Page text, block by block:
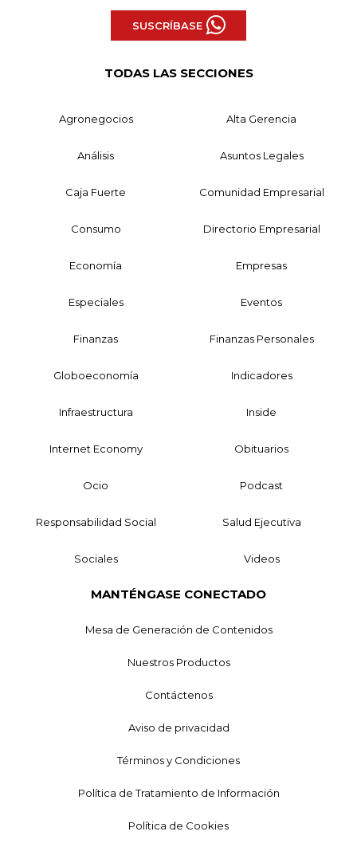
SUSCRÍBASE
TODAS LAS SECCIONES
Agronegocios Alta Gerencia
Análisis Asuntos Legales
Caja Fuerte Comunidad Empresarial
Consumo Directorio Empresarial
Economía Empresas
Especiales Eventos
Finanzas Finanzas Personales
Globoeconomía Indicadores
Infraestructura Inside
Internet Economy Obituarios
Ocio Podcast
Responsabilidad Social Salud Ejecutiva
Sociales Videos
MANTÉNGASE CONECTADO
Mesa de Generación de Contenidos
Nuestros Productos
Contáctenos
Aviso de privacidad
Términos y Condiciones
Política de Tratamiento de Información
Política de Cookies